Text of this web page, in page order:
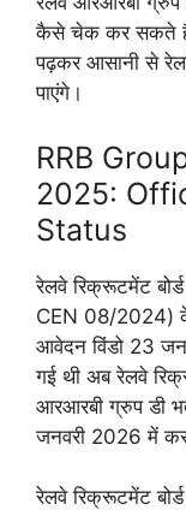
कैसे चेक कर सकते हैं
पढ़कर आसानी से
पाएंगे।
RRB
2025:
Status
रेलवे रिक्रूटमेंट बोर्ड
CEN 08/2024) के
आवेदन विंडो 23
गई थी अब रेलवे
आरआरबी ग्रुप डी
जनवरी 2026 में
रेलवे रिक्रूटमेंट